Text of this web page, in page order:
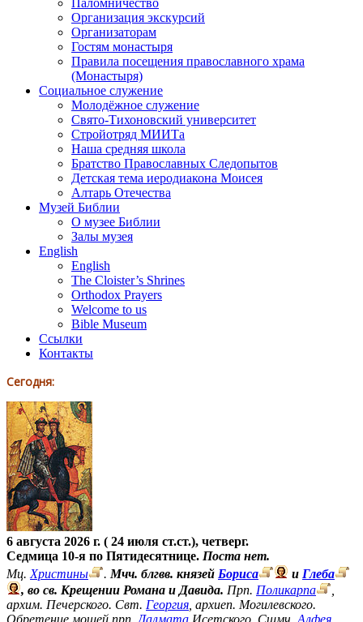
Паломничество
Организация экскурсий
Организаторам
Гостям монастыря
Правила посещения православного храма
(Монастыря)
Социальное служение
Молодёжное служение
Свято-Тихоновский университет
Стройотряд МИИТа
Наша средняя школа
Братство Православных Следопытов
Детская тема иеродиакона Моисея
Алтарь Отечества
Музей Библии
О музее Библии
Залы музея
English
English
The Cloister’s Shrines
Orthodox Prayers
Welcome to us
Bible Museum
Ссылки
Контакты
Сегодня:
6 августа 2026 г. ( 24 июля ст.ст.), четверг.
Седмица 10-я по Пятидесятнице. Поста нет.
Мц. Христины . Мчч. блгвв. князей Бориса и Глеба
, во св. Крещении Романа и Давида. Прп. Поликарпа
архим. Печерского. Свт. Георгия , архиеп. Могилевского.